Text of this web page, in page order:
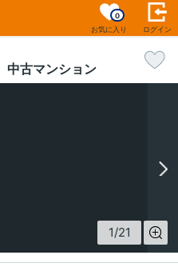
お気に入り
0
ログイン
古マンション
1/21